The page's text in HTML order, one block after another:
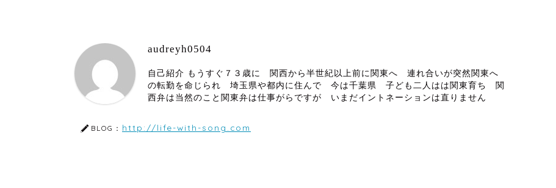
audreyh0504
自己紹介 もうすぐ７３歳に 関西から半世紀以上前に関東へ 連れ合いが突然関東へ
の転勤を命じられ 埼玉県や都内に住んで 今は千葉県 子ども二人はは関東育ち 関
西弁は当然のこと関東弁は仕事がらですが いまだイントネーションは直りません
BLOG： http://life-with-song.com